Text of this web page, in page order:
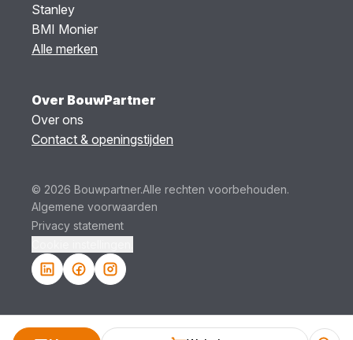
Stanley
BMI Monier
Alle merken
Over BouwPartner
Over ons
Contact & openingstijden
© 2026 Bouwpartner.Alle rechten voorbehouden.
Algemene voorwaarden
Privacy statement